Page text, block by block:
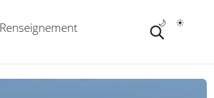
Renseignement ☀️
🌙